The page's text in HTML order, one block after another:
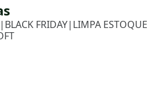
| BLACK FRIDAY| LIMPA ESTOQUE